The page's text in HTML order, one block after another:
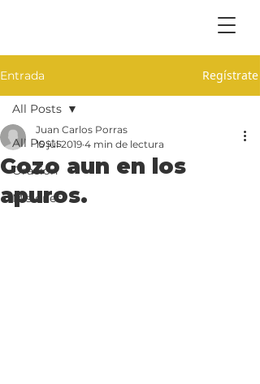
Entrada Regístrate
All Posts
Oración
Misiones
All Posts
Gozo aun en los
apuros.
Juan Carlos Porras
15 jul 2019 4 min de lectura